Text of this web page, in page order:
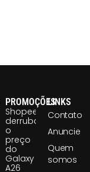
PROMOÇÕES
Shopee
derruba
o
preço
do
Galaxy
A26
LINKS
Contato
Anuncie
Quem
somos